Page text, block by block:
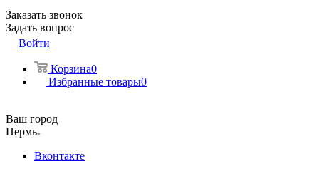
Заказать звонок
Задать вопрос
Войти
Корзина0
Избранные товары0
Ваш город
Пермь
Вконтакте